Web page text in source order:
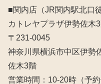
■関内店（JR関内駅北口
カトレヤプラザ伊勢佐木
〒231-0045
神奈川県横浜市中区伊勢
佐木3階
営業時間：10‐20時（予約